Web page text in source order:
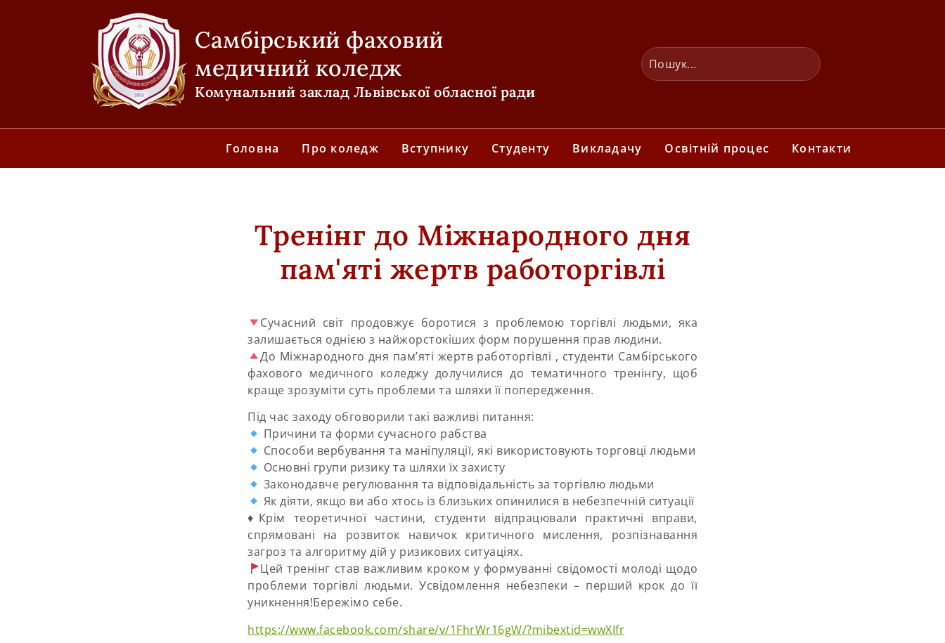
Самбірський фаховий
медичний коледж
Комунальний заклад Львівської обласної ради
Головна Про коледж Вступнику Студенту Викладачу Освітній процес Контакти
Тренінг до Міжнародного дня
пам'яті жертв работоргівлі
Сучасний світ продовжує боротися з проблемою торгівлі людьми, яка
залишається однією з найжорстокіших форм порушення прав людини.
До Міжнародного дня пам’яті жертв работоргівлі , студенти Самбірського
фахового медичного коледжу долучилися до тематичного тренінгу, щоб
краще зрозуміти суть проблеми та шляхи її попередження.
Під час заходу обговорили такі важливі питання:
Причини та форми сучасного рабства
Способи вербування та маніпуляції, які використовують торговці людьми
Основні групи ризику та шляхи їх захисту
Законодавче регулювання та відповідальність за торгівлю людьми
Як діяти, якщо ви або хтось із близьких опинилися в небезпечній ситуації
♦️Крім теоретичної частини, студенти відпрацювали практичні вправи,
спрямовані на розвиток навичок критичного мислення, розпізнавання
загроз та алгоритму дій у ризикових ситуаціях.
Цей тренінг став важливим кроком у формуванні свідомості молоді щодо
проблеми торгівлі людьми. Усвідомлення небезпеки – перший крок до її
уникнення!Бережімо себе.
https://www.facebook.com/share/v/1FhrWr16gW/?mibextid=wwXIfr